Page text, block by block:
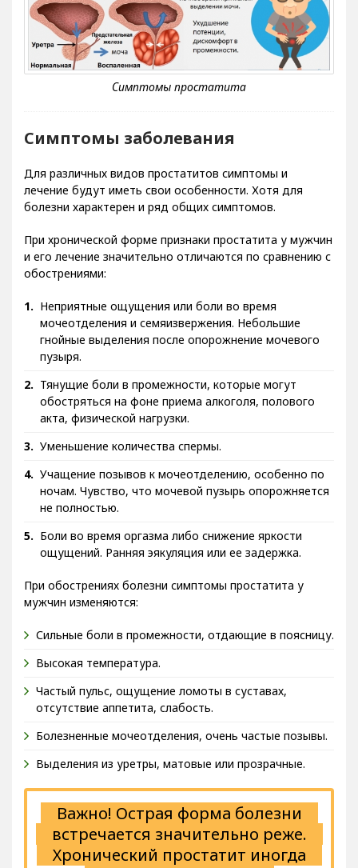
Симптомы заболевания
Для различных видов простатитов симптомы и
лечение будут иметь свои особенности. Хотя для
болезни характерен и ряд общих симптомов.
При хронической форме признаки простатита у мужчин
и его лечение значительно отличаются по сравнению с
обострениями:
Неприятные ощущения или боли во время
мочеотделения и семяизвержения. Небольшие
гнойные выделения после опорожнение мочевого
пузыря.
Тянущие боли в промежности, которые могут
обостряться на фоне приема алкоголя, полового
акта, физической нагрузки.
Уменьшение количества спермы.
Учащение позывов к мочеотделению, особенно по
ночам. Чувство, что мочевой пузырь опорожняется
не полностью.
Боли во время оргазма либо снижение яркости
ощущений. Ранняя эякуляция или ее задержка.
При обострениях болезни симптомы простатита у
мужчин изменяются:
Сильные боли в промежности, отдающие в поясницу.
Высокая температура.
Частый пульс, ощущение ломоты в суставах,
отсутствие аппетита, слабость.
Болезненные мочеотделения, очень частые позывы.
Выделения из уретры, матовые или прозрачные.
Важно! Острая форма болезни
встречается значительно реже.
Хронический простатит иногда